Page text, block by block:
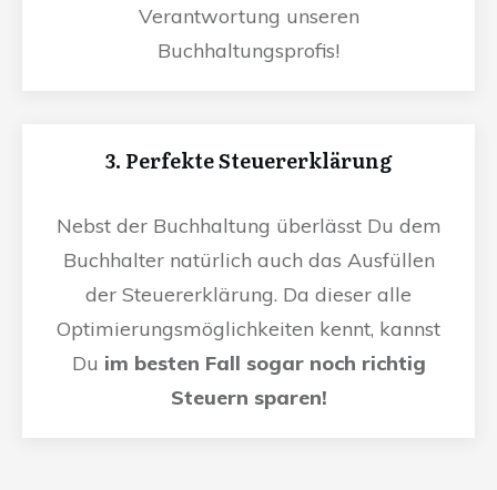
Verantwortung unseren
Buchhaltungsprofis!
3. Perfekte Steuererklärung
Nebst der Buchhaltung überlässt Du dem
Buchhalter natürlich auch das Ausfüllen
der Steuererklärung. Da dieser alle
Optimierungsmöglichkeiten kennt, kannst
Du im besten Fall sogar noch richtig
Steuern sparen!